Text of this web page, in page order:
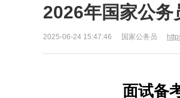
2026年国家公务
2025-06-24 15:47:46 国家公务员
面试备